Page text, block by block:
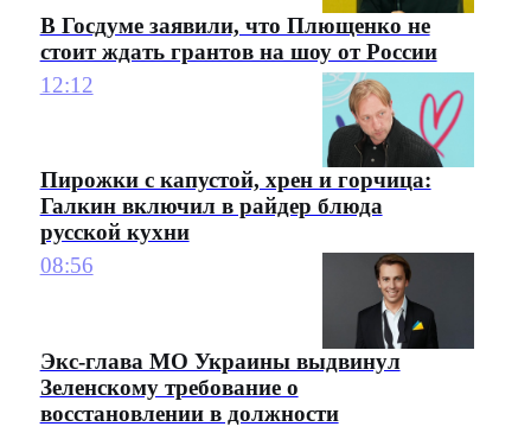
В Госдуме заявили, что Плющенко не
стоит ждать грантов на шоу от России
12:12
Пирожки с капустой, хрен и горчица:
Галкин включил в райдер блюда
русской кухни
08:56
Экс-глава МО Украины выдвинул
Зеленскому требование о
восстановлении в должности